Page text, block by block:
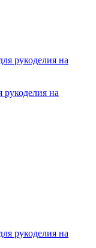
рукоделия на